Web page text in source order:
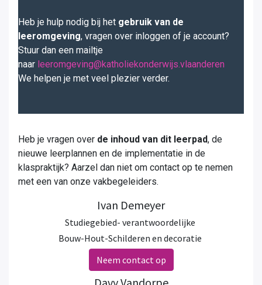
Heb je hulp nodig bij het gebruik van de
leeromgeving, vragen over inloggen of je account?
Stuur dan een mailtje
naar leeromgeving@katholiekonderwijs.vlaanderen
We helpen je met veel plezier verder.
Heb je vragen over de inhoud van dit leerpad, de
nieuwe leerplannen en de implementatie in de
klaspraktijk? Aarzel dan niet om contact op te nemen
met een van onze vakbegeleiders.
Ivan Demeyer
Studiegebied- verantwoordelijke
Bouw-Hout-Schilderen en decoratie
Neem contact op